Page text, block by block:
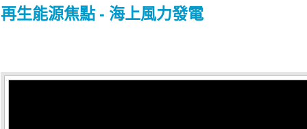
再生能源焦點 - 海上風力發電